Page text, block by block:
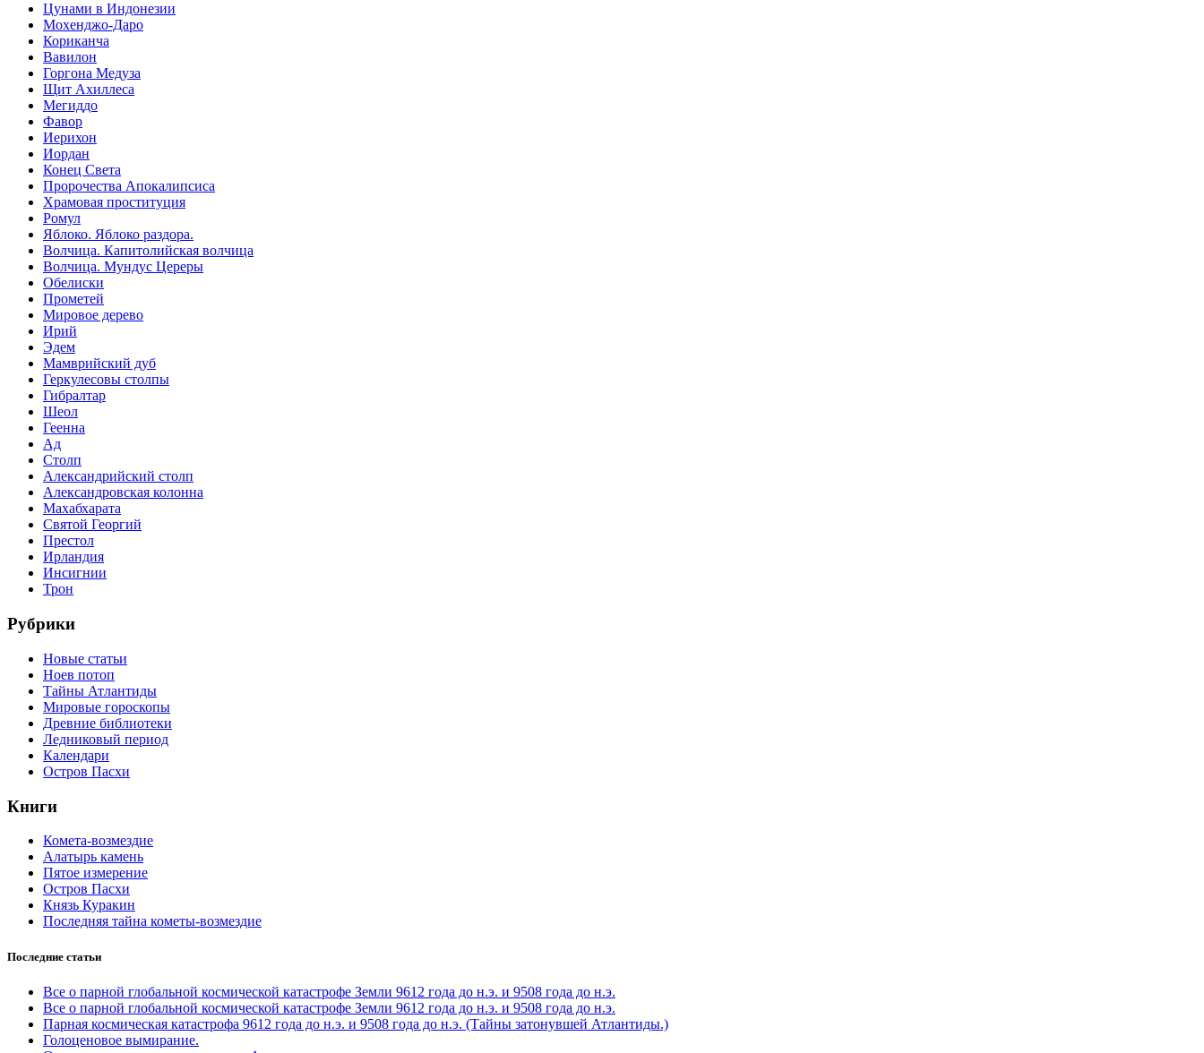
Цунами в Индонезии
Мохенджо-Даро
Кориканча
Вавилон
Горгона Медуза
Щит Ахиллеса
Мегиддо
Фавор
Иерихон
Иордан
Конец Света
Пророчества Апокалипсиса
Храмовая проституция
Ромул
Яблоко. Яблоко раздора.
Волчица. Капитолийская волчица
Волчица. Мундус Цереры
Обелиски
Прометей
Мировое дерево
Ирий
Эдем
Мамврийский дуб
Геркулесовы столпы
Гибралтар
Шеол
Геенна
Ад
Столп
Александрийский столп
Александровская колонна
Махабхарата
Святой Георгий
Престол
Ирландия
Инсигнии
Трон
Рубрики
Новые статьи
Ноев потоп
Тайны Атлантиды
Мировые гороскопы
Древние библиотеки
Ледниковый период
Календари
Остров Пасхи
Книги
Комета-возмездие
Алатырь камень
Пятое измерение
Остров Пасхи
Князь Куракин
Последняя тайна кометы-возмездие
Последние статьи
Все о парной глобальной космической катастрофе Земли 9612 года до н.э. и 9508 года до н.э.
Все о парной глобальной космической катастрофе Земли 9612 года до н.э. и 9508 года до н.э.
Парная космическая катастрофа 9612 года до н.э. и 9508 года до н.э. (Тайны затонувшей Атлантиды.)
Голоценовое вымирание.